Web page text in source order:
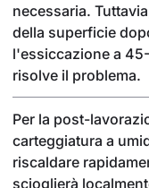
necessaria.
della superficie
l'essiccazione a
risolve il problema.
Per la post-
carteggiatura a
riscaldare
scioglierà